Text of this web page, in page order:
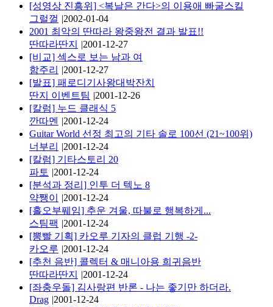
[성영상 진흥위] <복날은 간다>의 이용애 빠굴스킬
그럴껄 |2002-01-04
2001 최악의 딴따라 왕중왕전 결과 발표!!
딴따라딴지
|2001-12-27
[비교] 섹스로 보는 남과 여
함주리
|2001-12-27
[발표] 패로디기사왕대박잔치
딴지 이벤트팀 |2001-12-26
[칼럼] 누드 클래식 5
깐따멘
|2001-12-24
Guitar World 선정 최고의 기타 솔로 100선 (21~100위)
너부리
|2001-12-24
[칼럼] 기타스토리 20
파토 |2001-12-24
[분석과 정리] 인투 더 텍노 8
약쨍이
|2001-12-24
[홀오부풰임] 추운 겨울, 따불로 행복하게...
스팀팩 |2001-12-24
[뽕빨 기획] 카오루 기자의 클럽 기행 -2-
카오루 |2001-12-24
[추천 음반] 콜렉터 & 매니아용 희귀음반
딴따라딴지
|2001-12-24
[좌충우돌] 김사랑편 반론 - 나는 좋기만 하더라.
Drag |2001-12-24